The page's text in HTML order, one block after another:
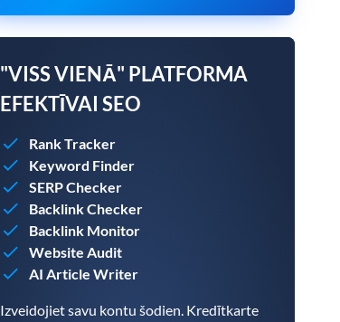
"VISS VIENĀ" PLATFORMA
EFEKTĪVAI SEO
Rank Tracker
Keyword Finder
SERP Checker
Backlink Checker
Backlink Monitor
Website Audit
AI Article Writer
Izveidojiet savu kontu šodien. Kredītkarte